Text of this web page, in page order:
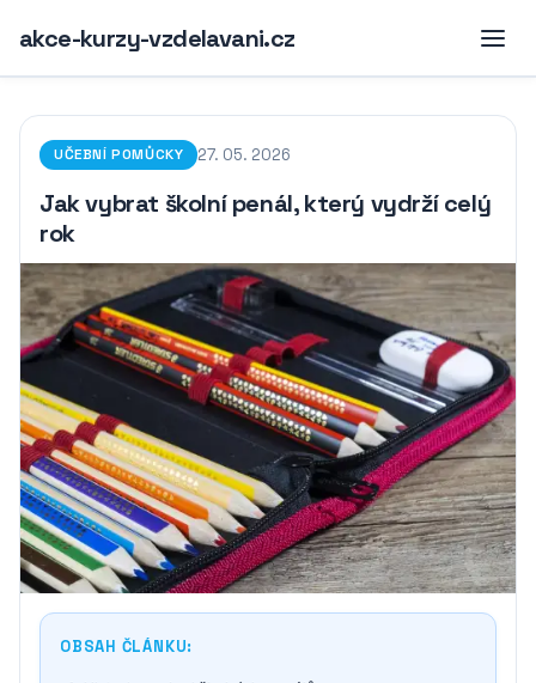
akce-kurzy-vzdelavani.cz
UČEBNÍ POMŮCKY 27. 05. 2026
Jak vybrat školní penál, který vydrží celý
rok
OBSAH ČLÁNKU: